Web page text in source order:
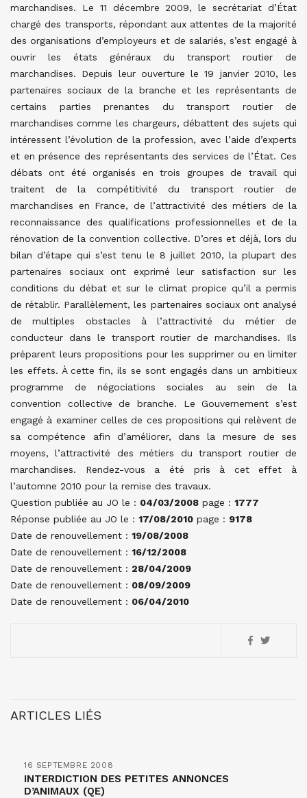
marchandises. Le 11 décembre 2009, le secrétariat d’État
chargé des transports, répondant aux attentes de la majorité
des organisations d’employeurs et de salariés, s’est engagé à
ouvrir les états généraux du transport routier de
marchandises. Depuis leur ouverture le 19 janvier 2010, les
partenaires sociaux de la branche et les représentants de
certains parties prenantes du transport routier de
marchandises comme les chargeurs, débattent des sujets qui
intéressent l’évolution de la profession, avec l’aide d’experts
et en présence des représentants des services de l’État. Ces
débats ont été organisés en trois groupes de travail qui
traitent de la compétitivité du transport routier de
marchandises en France, de l’attractivité des métiers de la
reconnaissance des qualifications professionnelles et de la
rénovation de la convention collective. D’ores et déjà, lors du
bilan d’étape qui s’est tenu le 8 juillet 2010, la plupart des
partenaires sociaux ont exprimé leur satisfaction sur les
conditions du débat et sur le climat propice qu’il a permis
de rétablir. Parallèlement, les partenaires sociaux ont analysé
de multiples obstacles à l’attractivité du métier de
conducteur dans le transport routier de marchandises. Ils
préparent leurs propositions pour les supprimer ou en limiter
les effets. À cette fin, ils se sont engagés dans un ambitieux
programme de négociations sociales au sein de la
convention collective de branche. Le Gouvernement s’est
engagé à examiner celles de ces propositions qui relèvent de
sa compétence afin d’améliorer, dans la mesure de ses
moyens, l’attractivité des métiers du transport routier de
marchandises. Rendez-vous a été pris à cet effet à
l’automne 2010 pour la remise des travaux.
Question publiée au JO le : 04/03/2008 page : 1777
Réponse publiée au JO le : 17/08/2010 page : 9178
Date de renouvellement : 19/08/2008
Date de renouvellement : 16/12/2008
Date de renouvellement : 28/04/2009
Date de renouvellement : 08/09/2009
Date de renouvellement : 06/04/2010
ARTICLES LIÉS
16 SEPTEMBRE 2008
INTERDICTION DES PETITES ANNONCES
D’ANIMAUX (QE)